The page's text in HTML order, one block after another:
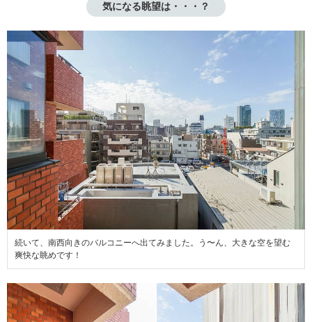
気になる眺望は・・・？
続いて、南西向きのバルコニーへ出てみました。う〜ん、大きな空を望む
爽快な眺めです！